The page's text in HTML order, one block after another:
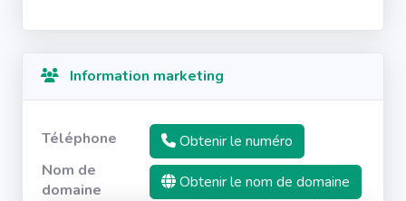
Information marketing
Téléphone
Obtenir le numéro
Nom de
domaine
Obtenir le nom de domaine